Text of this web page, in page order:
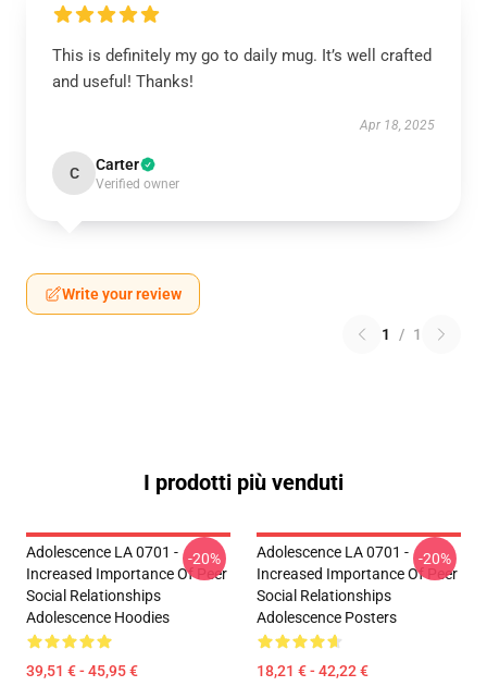
This is definitely my go to daily mug. It’s well crafted
and useful! Thanks!
Apr 18, 2025
C Carter
Verified owner
Write your review
1 / 1
I prodotti più venduti
Adolescence LA 0701 -
Increased Importance Of Peer
Social Relationships
Adolescence Hoodies
39,51 € - 45,95 €
-20%
Adolescence LA 0701 -
Increased Importance Of Peer
Social Relationships
Adolescence Posters
18,21 € - 42,22 €
-20%